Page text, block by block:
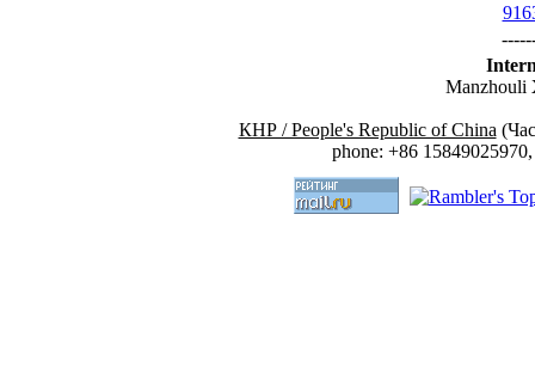
Manzhouli
КНР / People's Republic of China
phone: +86